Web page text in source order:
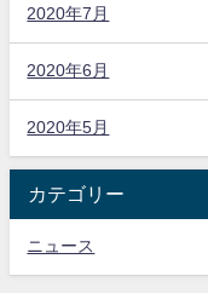
2020年7月
2020年6月
2020年5月
カテゴリー
ニュース